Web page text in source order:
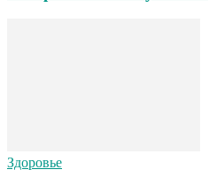
Здоровье